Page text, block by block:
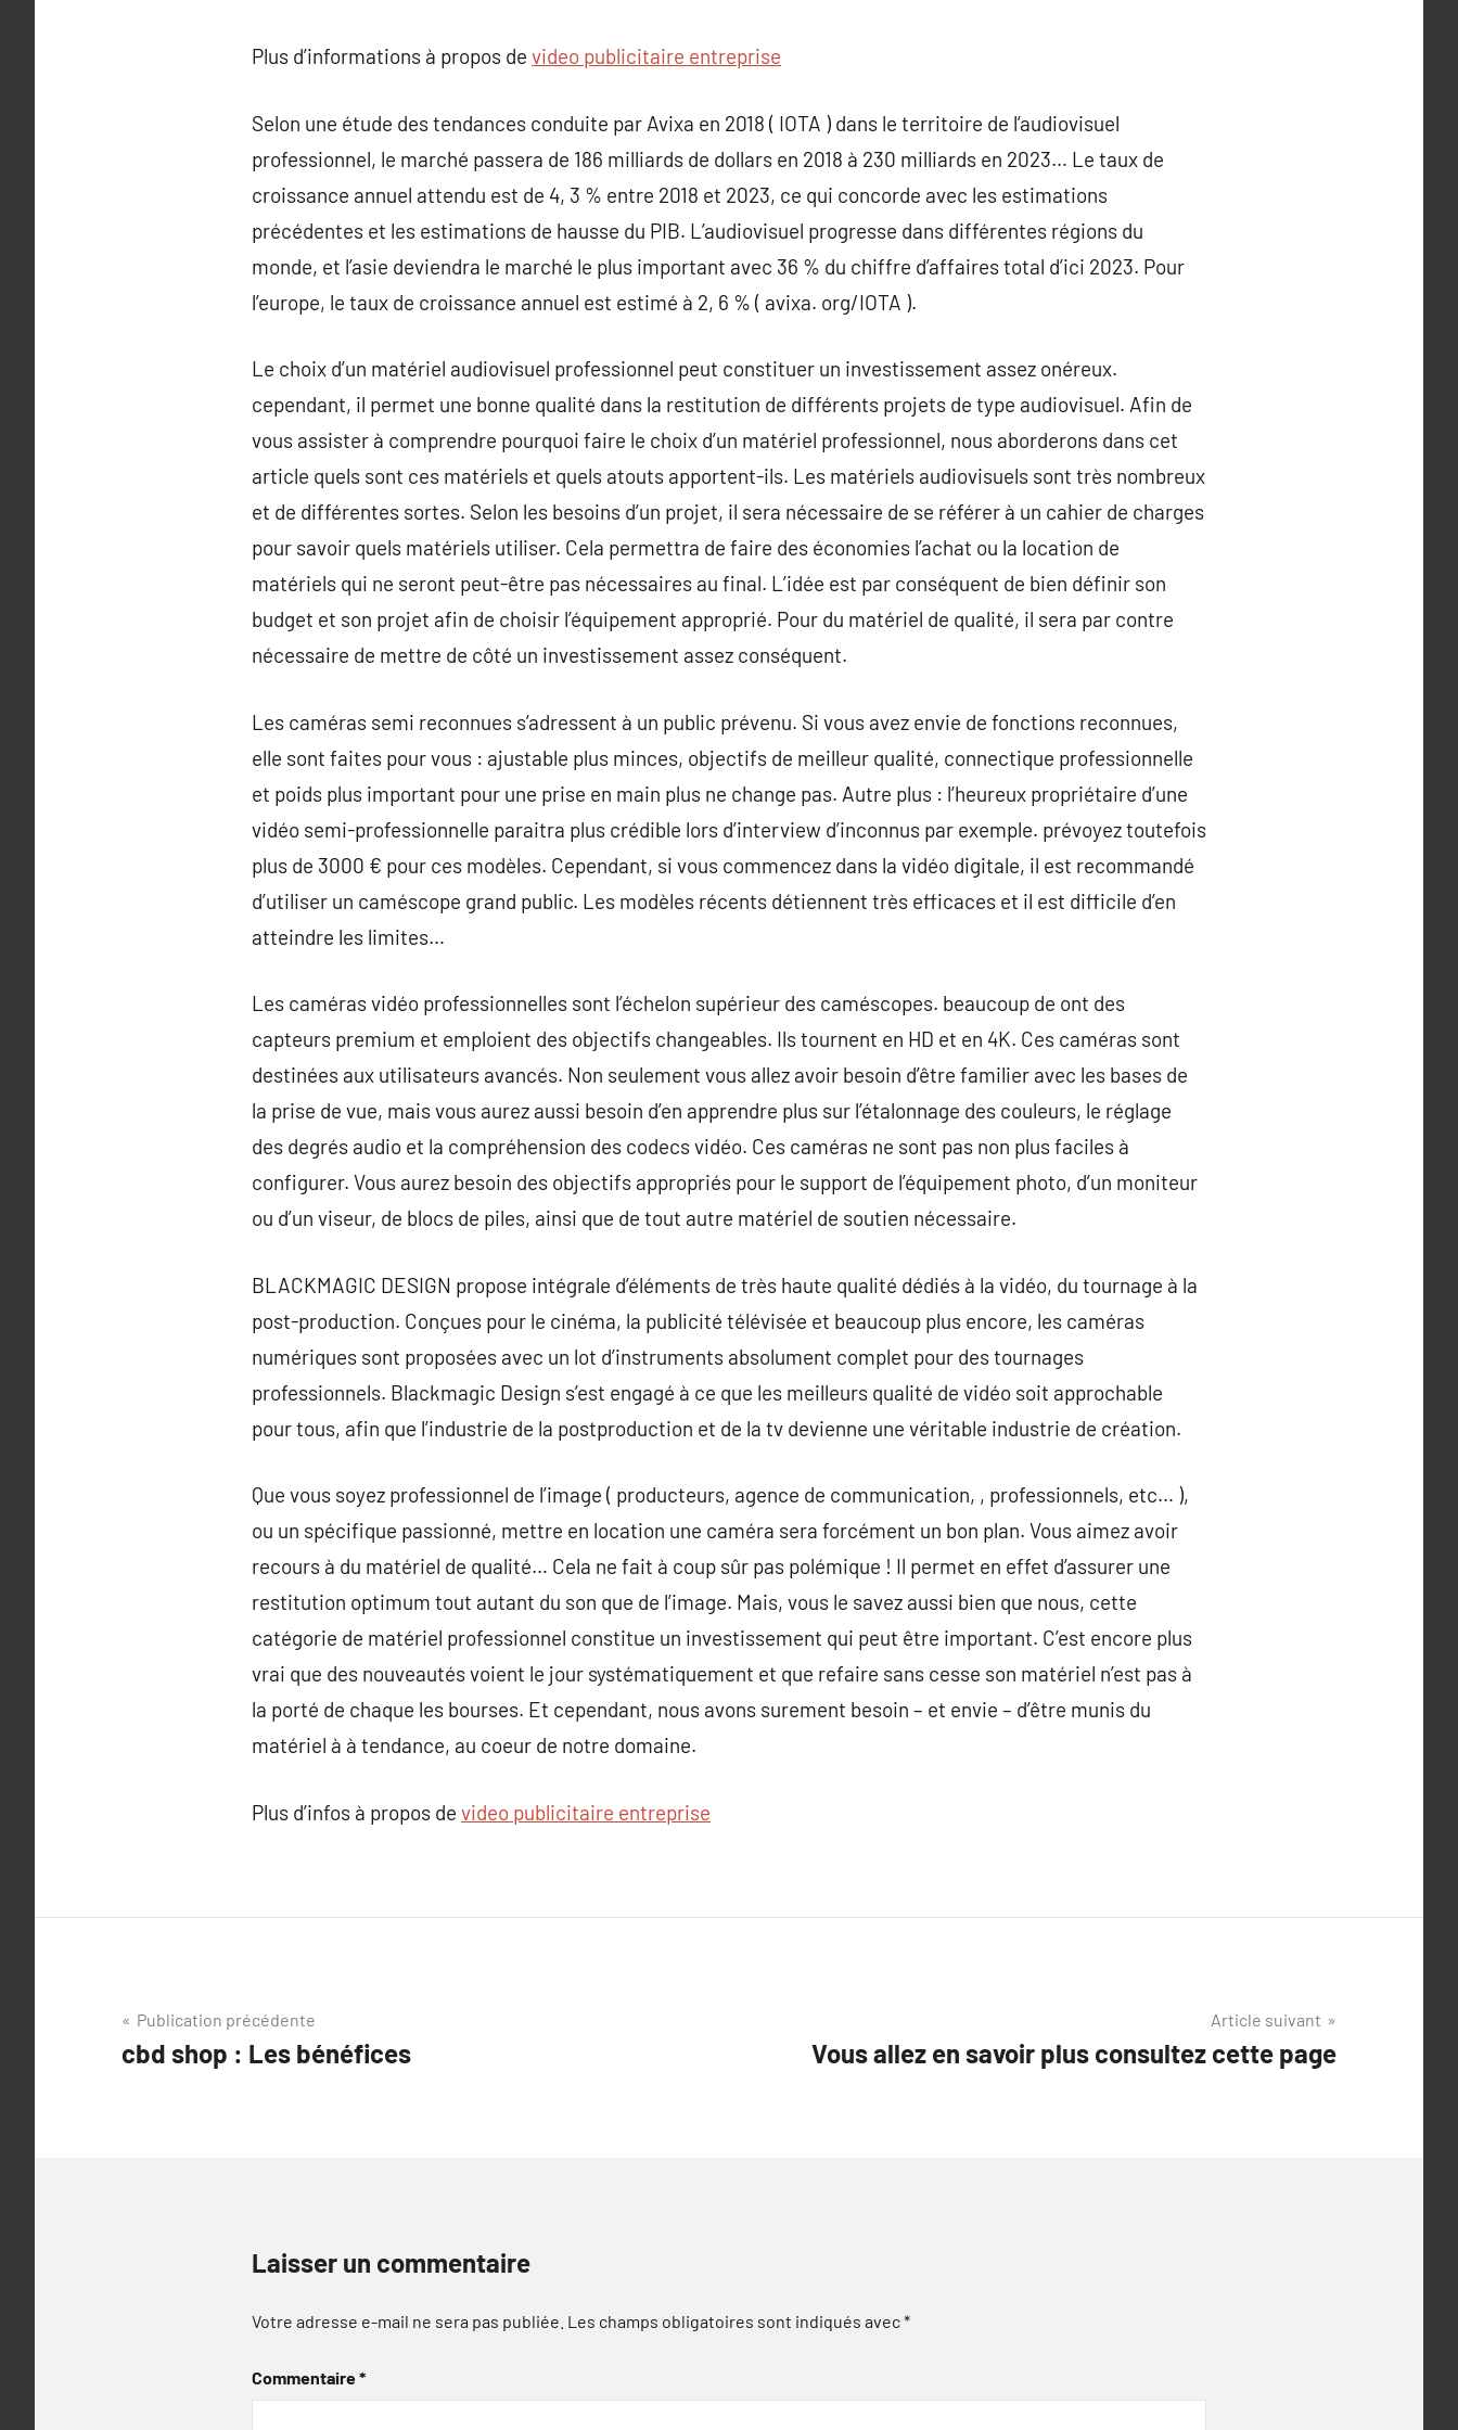
Plus d’informations à propos de video publicitaire entreprise
Selon une étude des tendances conduite par Avixa en 2018 ( IOTA ) dans le territoire de l’audiovisuel
professionnel, le marché passera de 186 milliards de dollars en 2018 à 230 milliards en 2023… Le taux de
croissance annuel attendu est de 4, 3 % entre 2018 et 2023, ce qui concorde avec les estimations
précédentes et les estimations de hausse du PIB. L’audiovisuel progresse dans différentes régions du
monde, et l’asie deviendra le marché le plus important avec 36 % du chiffre d’affaires total d’ici 2023. Pour
l’europe, le taux de croissance annuel est estimé à 2, 6 % ( avixa. org/IOTA ).
Le choix d’un matériel audiovisuel professionnel peut constituer un investissement assez onéreux.
cependant, il permet une bonne qualité dans la restitution de différents projets de type audiovisuel. Afin de
vous assister à comprendre pourquoi faire le choix d’un matériel professionnel, nous aborderons dans cet
article quels sont ces matériels et quels atouts apportent-ils. Les matériels audiovisuels sont très nombreux
et de différentes sortes. Selon les besoins d’un projet, il sera nécessaire de se référer à un cahier de charges
pour savoir quels matériels utiliser. Cela permettra de faire des économies l’achat ou la location de
matériels qui ne seront peut-être pas nécessaires au final. L’idée est par conséquent de bien définir son
budget et son projet afin de choisir l’équipement approprié. Pour du matériel de qualité, il sera par contre
nécessaire de mettre de côté un investissement assez conséquent.
Les caméras semi reconnues s’adressent à un public prévenu. Si vous avez envie de fonctions reconnues,
elle sont faites pour vous : ajustable plus minces, objectifs de meilleur qualité, connectique professionnelle
et poids plus important pour une prise en main plus ne change pas. Autre plus : l’heureux propriétaire d’une
vidéo semi-professionnelle paraitra plus crédible lors d’interview d’inconnus par exemple. prévoyez toutefois
plus de 3000 € pour ces modèles. Cependant, si vous commencez dans la vidéo digitale, il est recommandé
d’utiliser un caméscope grand public. Les modèles récents détiennent très efficaces et il est difficile d’en
atteindre les limites…
Les caméras vidéo professionnelles sont l’échelon supérieur des caméscopes. beaucoup de ont des
capteurs premium et emploient des objectifs changeables. Ils tournent en HD et en 4K. Ces caméras sont
destinées aux utilisateurs avancés. Non seulement vous allez avoir besoin d’être familier avec les bases de
la prise de vue, mais vous aurez aussi besoin d’en apprendre plus sur l’étalonnage des couleurs, le réglage
des degrés audio et la compréhension des codecs vidéo. Ces caméras ne sont pas non plus faciles à
configurer. Vous aurez besoin des objectifs appropriés pour le support de l’équipement photo, d’un moniteur
ou d’un viseur, de blocs de piles, ainsi que de tout autre matériel de soutien nécessaire.
BLACKMAGIC DESIGN propose intégrale d’éléments de très haute qualité dédiés à la vidéo, du tournage à la
post-production. Conçues pour le cinéma, la publicité télévisée et beaucoup plus encore, les caméras
numériques sont proposées avec un lot d’instruments absolument complet pour des tournages
professionnels. Blackmagic Design s’est engagé à ce que les meilleurs qualité de vidéo soit approchable
pour tous, afin que l’industrie de la postproduction et de la tv devienne une véritable industrie de création.
Que vous soyez professionnel de l’image ( producteurs, agence de communication, , professionnels, etc… ),
ou un spécifique passionné, mettre en location une caméra sera forcément un bon plan. Vous aimez avoir
recours à du matériel de qualité… Cela ne fait à coup sûr pas polémique ! Il permet en effet d’assurer une
restitution optimum tout autant du son que de l’image. Mais, vous le savez aussi bien que nous, cette
catégorie de matériel professionnel constitue un investissement qui peut être important. C’est encore plus
vrai que des nouveautés voient le jour systématiquement et que refaire sans cesse son matériel n’est pas à
la porté de chaque les bourses. Et cependant, nous avons surement besoin – et envie – d’être munis du
matériel à à tendance, au coeur de notre domaine.
Plus d’infos à propos de video publicitaire entreprise
Navigation
de
Publication précédente
cbd shop : Les bénéfices
Article suivant
Vous allez en savoir plus consultez cette page
Laisser un commentaire
Votre adresse e-mail ne sera pas publiée. Les champs obligatoires sont indiqués avec*
Commentaire*